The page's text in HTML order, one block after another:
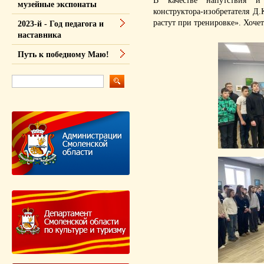
конструктора-изобретателя
растут при тренировке».
музейные экспонаты
2023-й - Год педагога и
наставника
Путь к победному Маю!